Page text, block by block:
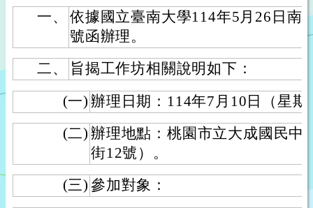
一、
依據國立臺南大學114年5月26日南
號函辦理。
二、
旨揭工作坊相關說明如下：
(一) 辦理日期：114年7月10日（星期
(二) 辦理地點：桃園市立大成國民中
街12號）。
(三) 參加對象：